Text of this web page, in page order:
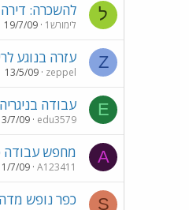
ל להשכרה:
לימורש1 19/7/09
Z עזרה בנוגע
zeppel
13/5/09
E עבודה בניגריה
edu3579
7/09
A מחפש עבודה
A123411
7/09
S כפר נופש